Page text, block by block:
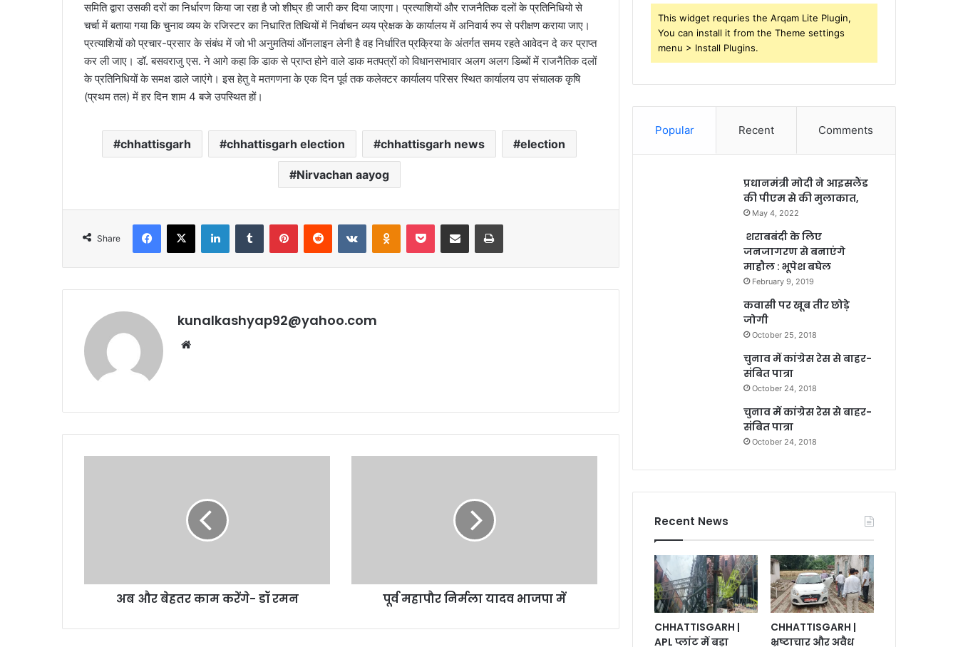
समिति द्वारा उसकी दरों का निर्धारण किया जा रहा है जो शीघ्र ही जारी कर दिया जाएगा। प्रत्याशियों और राजनैतिक दलों के प्रतिनिधियो से
चर्चा में बताया गया कि चुनाव व्यय के रजिस्टर का निधारित तिथियों में निर्वाचन व्यय प्रेक्षक के कार्यालय में अनिवार्य रुप से परीक्षण कराया जाए।
प्रत्याशियों को प्रचार-प्रसार के संबंध में जो भी अनुमतियां ऑनलाइन लेनी है वह निर्धारित प्रक्रिया के अंतर्गत समय रहते आवेदन दे कर प्राप्त
कर ली जाए। डॉ. बसवराजु एस. ने आगे कहा कि डाक से प्राप्त होने वाले डाक मतपत्रों को विधानसभावार अलग अलग डिब्बों में राजनैतिक दलों
के प्रतिनिधियों के समक्ष डाले जाएंगे। इस हेतु वे मतगणना के एक दिन पूर्व तक कलेक्टर कार्यालय परिसर स्थित कार्यालय उप संचालक कृषि
(प्रथम तल) में हर दिन शाम 4 बजे उपस्थित हों।
chhattisgarh chhattisgarh election chhattisgarh news election
Nirvachan aayog
Share
Facebook
X LinkedInTumblr PinterestReddit VKontakteOdnoklassniki
Pocket Share via Email Print
kunalkashyap92@yahoo.com
अब और बेहतर काम करेंगे- डॉ रमन पूर्व महापौर निर्मला यादव भाजपा में
This widget requries the Arqam Lite Plugin,
You can install it from the Theme settings
menu > Install Plugins.
Popular Recent Comments
प्रधानमंत्री मोदी ने आइसलैंड
की पीएम से की मुलाकात,
May 4, 2022
शराबबंदी के लिए
जनजागरण से बनाएंगे
माहौल : भूपेश बघेल
February 9, 2019
कवासी पर खूब तीर छोड़े
जोगी
October 25, 2018
चुनाव में कांग्रेस रेस से बाहर-
संबित पात्रा
October 24, 2018
चुनाव में कांग्रेस रेस से बाहर-
संबित पात्रा
October 24, 2018
Recent News
CHHATTISGARH |
APL प्लांट में बड़ा
CHHATTISGARH |
भ्रष्टाचार और अवैध